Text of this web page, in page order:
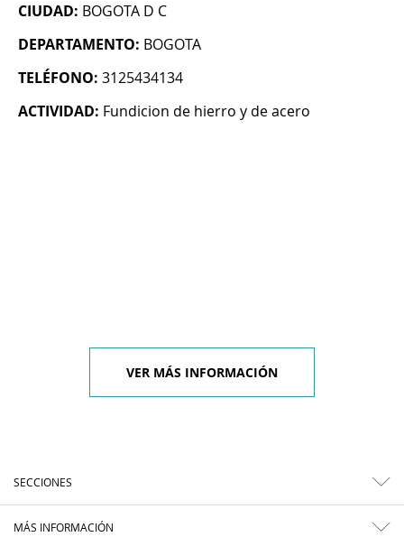
CIUDAD: BOGOTA D C
DEPARTAMENTO: BOGOTA
TELÉFONO: 3125434134
ACTIVIDAD: Fundicion de hierro y de acero
VER MÁS INFORMACIÓN
SECCIONES
MÁS INFORMACIÓN